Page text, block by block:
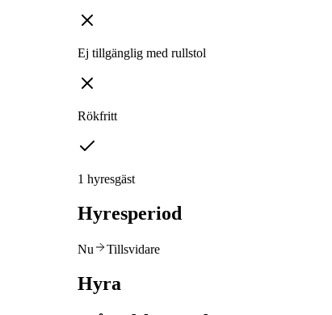
Ej tillgänglig med rullstol
Rökfritt
1 hyresgäst
Hyresperiod
Nu Tillsvidare
Hyra